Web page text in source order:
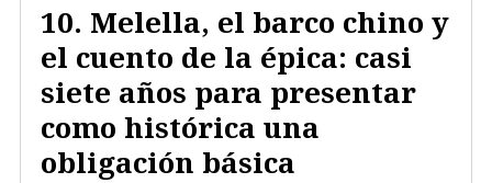
Melella, el barco chino y
el cuento de la épica: casi
siete años para presentar
como histórica una
obligación básica